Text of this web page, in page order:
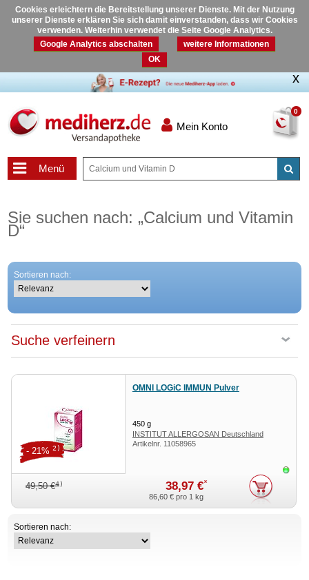
Cookies erleichtern die Bereitstellung unserer Dienste. Mit der Nutzung
unserer Dienste erklären Sie sich damit einverstanden, dass wir Cookies
verwenden. Weiterhin verwendet die Seite Google Analytics.
Google Analytics abschalten
weitere Informationen
OK
0
Mein Konto
Menü
Sie suchen nach: „Calcium und Vitamin
D“
Sortieren nach:
Suche verfeinern
OMNI LOGiC IMMUN Pulver
450 g
INSTITUT ALLERGOSAN Deutschland
(privat) GmbH
Artikelnr. 11058965
49,50 €4) 38,97 €*
- 21%2)
86,60 €pro 1 kg
Sortieren nach: